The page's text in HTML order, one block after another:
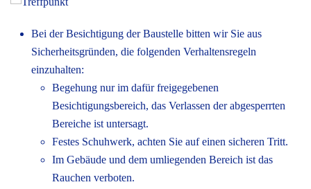
Bei der Besichtigung der Baustelle bitten wir Sie aus
Sicherheitsgründen, die folgenden Verhaltensregeln
einzuhalten:
Begehung nur im dafür freigegebenen
Besichtigungsbereich, das Verlassen der abgesperrten
Bereiche ist untersagt.
Festes Schuhwerk, achten Sie auf einen sicheren Tritt.
Im Gebäude und dem umliegenden Bereich ist das
Rauchen verboten.